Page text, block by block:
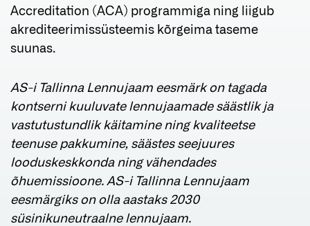
Accreditation (ACA) programmiga ning liigub
akrediteerimissüsteemis kõrgeima taseme
suunas.
AS-i Tallinna Lennujaam eesmärk on tagada
kontserni kuuluvate lennujaamade säästlik ja
vastutustundlik käitamine ning kvaliteetse
teenuse pakkumine, säästes seejuures
looduskeskkonda ning vähendades
õhuemissioone. AS-i Tallinna Lennujaam
eesmärgiks on olla aastaks 2030
süsinikuneutraalne lennujaam.